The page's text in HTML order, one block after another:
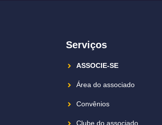
Serviços
ASSOCIE-SE
Área do associado
Convênios
Clube do associado